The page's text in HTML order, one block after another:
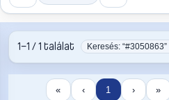
1–1 / 1 találat Keresés:
« ‹ 1 › »